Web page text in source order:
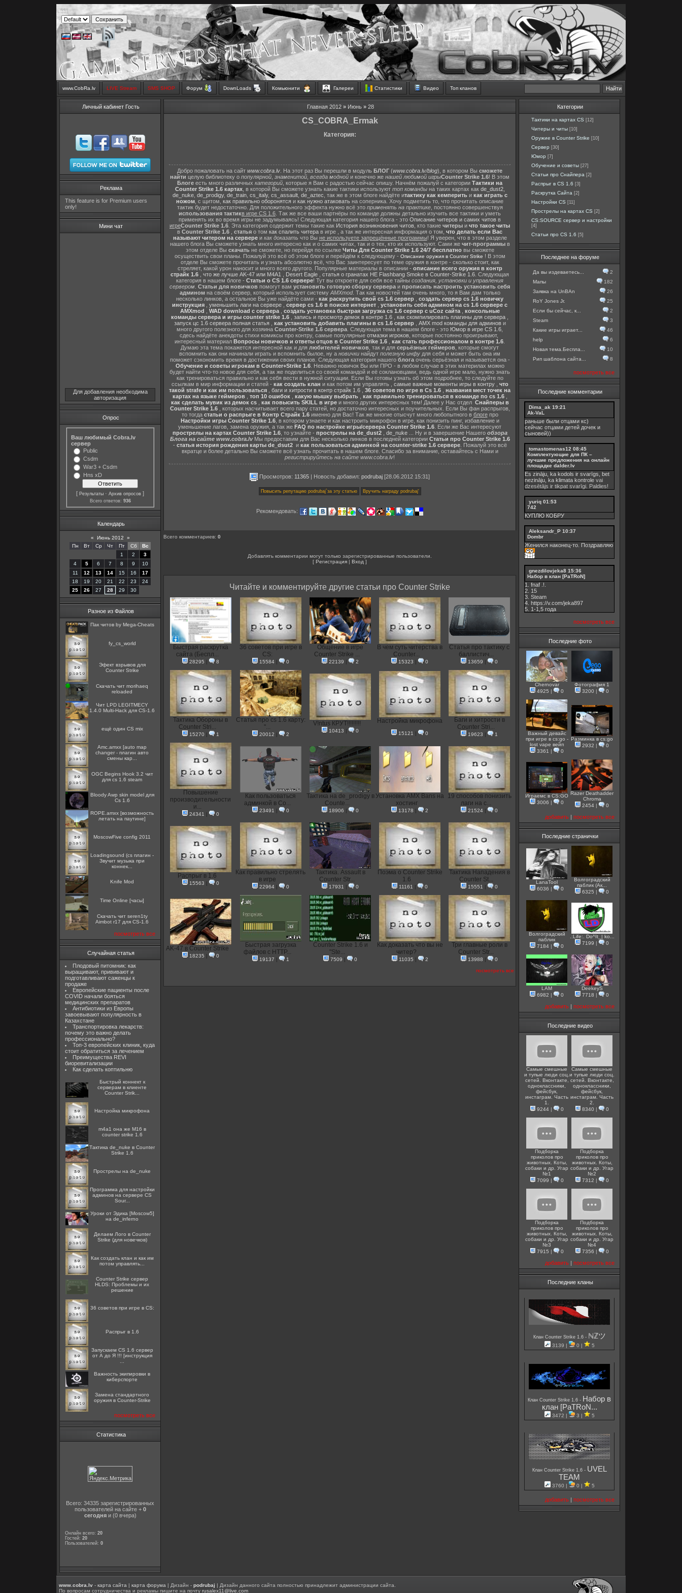
www.CobRa.lv LIVE Stream SMS SHOP Форум DownLoads Комьюнити Галереи Статистики Видео Топ кланов
Личный кабинет Гость
Реклама
This feature is for Premium users
only!
Мини чат
Для добавления необходима
авторизация
Опрос
Ваш любимый Cobra.lv
сервер
Public
Csdm
War3 + Csdm
Hns xD
[ Результаты · Архив опросов ]
Всего ответов: 936
Календарь
« Июнь 2012
»
Пн
Вт Ср Чт Пт Сб
Вс
1
2
3
4
5 6 7 8 9
10
11
12 13 14 15 16
17
18
19 20 21 22 23
24
25
26 27 28 29 30
Разное из Файлов
Пак читов by Mega-Cheats
fy_cs_world
Эфект взрывов для
Counter Strike
Скачать чит morihaeq
reloaded
Чит LPD LEGITMECY
1.4.0 Multi-Hack для CS-1.6
ещё один CS mix
Amc.amxx [auto map
changer - плагин авто
смены кар...
OGC Begins Hook 3.2 чит
для cs 1.6 steam
Bloody Awp skin model для
Cs 1.6
ROPE.amxx [возможность
летать на паутине]
MoscowFive config 2011
Loadingsound (cs плагин -
Звучит музыка при
коннек...
Knife Mod
Time Online [часы]
Скачать чит seren1ty
Aimbot r17 для CS-1.6
посмотреть все
Случайная статья
Плодовый питомник: как
выращивают, прививают и
подготавливают саженцы к
продаже
Европейские пациенты после
COVID начали бояться
медицинских препаратов
Антибиотики из Европы
завоевывают популярность в
Казахстане
Транспортировка лекарств:
почему это важно делать
профессионально?
Топ-3 европейских клиник, куда
стоит обратиться за лечением
Преимущества REVI
биоревитализации
Как сделать коптильню
Быстрый коннект к
серверам в клиенте
Counter Strik...
Настройка микрофона
m4a1 она же M16 в
counter strike 1.6
Тактика de_nuke в Counter
Strike 1.6
Прострелы на de_nuke
Программа для настройки
админов на сервере CS
Sour...
Уроки от Эдика [Moscow5]
на de_inferno
Делаем Лого в Counter
Strike (для новечков)
Как создать клан и как им
потом управлять...
Counter Strike сервер
HLDS: Проблемы и их
решение
36 советов при игре в CS:
Распрыг в 1.6
Запускаем CS 1.6 сервер
от А до Я !!! [инструкция
Важность экипировки в
киберспорте
Замена стандартного
оружия в Counter-Strike
посмотреть все
Статистика
Всего: 34335 зарегистрированных
пользователей на сайте + 0
сегодняи (0 вчера)
Онлайн всего: 20
Гостей: 20
Пользователей: 0
Главная 2012 » Июнь » 28
CS_COBRA_Ermak
Категория:
Добро пожаловать на сайт www.cobra.lv . На этот раз Вы перешли в модуль БЛОГ (www.cobra.lv/blog), в котором Вы сможете
найти целую библиотеку о популярной знаменитой всегда модной и конечно же нашей любимой игрыCounter Strike 1.6! В этом
Блоге есть много различных категорий , которые я Вам с радостью сейчас опишу. Начнём пожалуй с категории Тактики на
Counter Strike 1.6 картах, в которой Вы сможете узнать какие тактики используют топ командына таких картах как de_dust2,
de_nuke, de_prodigy, de_train, cs_italy, cs_assault, de_aztec , так же в этом блоге найдёте итактику как кемперитьи как играть с
ножом , с щитом, как правильно оборонятся и как нужно атаковать на соперника. Хочу подметить то, что прочитать описание
тактик будет недостаточно. Для положительного эффекта нужно всё это применять на практике, постоянно совершенствуя
использования тактикв игре CS 1.6 . Так же все ваши партнёры по команде должны детально изучить все тактики и уметь
применять их во время игры не задумываясь! Следующая категория нашего блога - это Описание читеров и самих читов в
игреCounter Strike 1.6 . Эта категория содержит темы такие как История возникновения читов , кто такие читеры и что такое читы
в Counter Strike 1.6 статья о том как спалить читера в игре , а так же интересная информация о том, что делать если Вас
называют читером на сервереи как доказать что Вы не используете запрещённые программы! Я уверен, что в этом разделе
нашего блога Вы сможете узнать много интересно как и о самих читах, так и о тех, кто их используют. Сами же чит-программыв
этом отделе Вы скачатьне сможете, но перейдя по ссылке Читы Для Counter Strike 1.6 24/7 бесплатновы сможете
осуществить свои планы. Пожалуй это всё об этом блоге и перейдём к следующему - Описание оружия в Counter Strike ! В этом
отделе Вы сможете прочитать и узнать абсолютно всё, что Вас заинтересует по теме оружия в контре - сколько стоит, как
стреляет, какой урон наносит и много всего другого. Популярные материалы в описании - описание всего оружия в контр
страйк 1.6
что же лучше AK-47 или M4A1 Desert Eagle статья о гранатах HE Flashbang Smoke в Counter-Strike 1.6 . Следующая
категория в нашем блоге - Статьи о CS 1.6 сервере! Тут вы откроете для себя все тайны создания, установки и управления
сервером Статьи для новичков помогут вам установить готовую сборку сервера и прописать настроить установить себя
админомна своём сервер, который использует систему AMXmod. Так как новостей там очень много, то я Вам дам только
несколько линков, а остальное Вы уже найдёте сами - как раскрутить свой cs 1.6 сервер
создать сервер cs 1.6 новичку
инструкция
уменьшить лаги на сервере сервер cs 1.6 в поиске интернет
установить себя админом на cs 1.6 сервере с
AMXmod
WAD download с сервера, создать установка быстрая загрузка cs 1.6 сервер с uCoz сайта, консольные
команды сервера и игры counter strike 1.6
запись и просмотр демок в контре 1.6 как скомпилировать плагины для сервера
запуск цс 1.6 сервера полная статья, как установить добавить плагины в cs 1.6 сервер, AMX mod команды для админови
много другого полезного для хозяина Counter-Strike 1.6 сервера . Следующая тема в нашем блоге - это Юмор в игре CS 1.6
сдесь найдёте анекдоты стихи комиксы про контру, самые популярные отмазки игроков , которые постоянно проигрывают,
интересный материал Вопросы новичков и ответы отцов в Counter Strike 1.6 как стать профессионалом в контре 1.6
Думаю эта тема покажется интересной как и для любителей новичков , так и для серьёзных геймеров , которые смогут
вспомнить как они начинали играть и вспомнить былое, ну а новички найдут полезную инфу для себя и может быть она им
поможет сэкономить время в достижении своих планов. Следующая категория нашего блогаочень серьёзная и называется она -
Обучение и советы игрокам в Counter+Strike 1.6. Неважно новичок Вы или ПРО - в любом случае в этих материлах можно
будет найти что-то новое для себя, а так же поделиться со своей командой и её соклановцами, ведь одной игре мало, нужно знать
как тренироваться правильно и как себя вести в нужной ситуации. Если Вы готовы узнать об этом подробнее, то следуйте по
ссылкам в мир информации и статей - как создать клан и как потом им управлять , самые важные моменты игры в контру, что
такой strafe и как им пользоваться
баги и хитрости в контр страйк 1.6 36 советов по игре в Cs 1.6
названия мест точек на
картах на языке геймеров, топ 10 ошибок, какую мышку выбрать, как правильно тренироваться в команде по cs 1.6,
как сделать мувик из демок cs, как повысить SKILL в игреи много других интересных тем! Далее у Нас отдел Снайперы в
Counter Strike 1.6, которых насчитывает всего пару статей, но достаточно интересных и поучительных. Если Вы фан распрыгов,
то тогда статьи о распрыге в Контр Страйк 1.6именно для Вас! Так же многие отысчут много любопытного в блогепро
Настройки игры Counter Strike 1.6, в котором узнаете и как настроить микрофон в игре, как понизить пинг, избавление и
уменьшение лагов, замена оружия, а так же FAQ по настройке игры/сервера Counter Strike 1.6 . Если же Вас интересуют
прострелы на картах Counter Strike 1.6, то узнайте - прострелы на de_dust2, de_nuke... Ну и в завершение Нашего обзора
Блога на сайте www.cobra.lvМы предоставим для Вас несколько линков в последней категории Статьи про Counter Strike 1.6
- статья история рождения карты de_dsut2и как пользоваться админкой на counter-strike 1.6 сервере. Пожалуй это всё
вкратце и более детально Вы сможете всё узнать прочитать в нашем блоге. Спасибо за внимание, оставайтесь с Нами и
регистрируйтесь на сайте www.cobra.lv!
Просмотров: 11365 | Новость добавил: podrubaj [28.06.2012 15:31]
Рекомендовать:
Всего комментариев: 0
Добавлять комментарии могут только зарегистрированные пользователи.
[ Регистрация | Вход ]
Читайте и комментируйте другие статьи про Counter Strike
Быстрая раскрутка
сайта (Беспл...
28295 | 8
36 советов при игре в
CS:
15584| 0
Общение в игре
Counter Strike ...
22139 | 2
В чем суть читерства в
Counter...
15323 | 0
Статья про тактику с
баллистич...
13659 | 0
Тактика Обороны в
Counter Stri...
15270 | 1
Статья про cs 1.6 карту:
"...
20012 | 2
V!ntus КРУТ!!!!!!!!!
10413 | 0
Настройка микрофона
15121 | 0
Баги и хитрости в
Counter Stri...
19623 | 1
Повышение
производительности
и...
24341 | 0
Как пользоваться
админкой в Co...
23491 | 0
Тактика на de_prodigy в
Counte...
18906 | 0
Установка AMX Bans на
хостинг
13178 | 2
19 способов понизить
лаги на с...
21524 | 0
Распрыг в 1.6
15563 | 0
Как правильно стрелять
в игре
22964| 0
Тактика. Assault в
Counter Str...
17931 | 0
Поэма о Counter Strike
1.6
11161 | 0
Тактика Нападения в
Counter St...
15551 | 0
AK-47 в Counter Strike
18235 | 0
Быстрая загрузка
файлов с HTTP...
19137 | 1
Counter Strike 1.6 и
"Ste...
7509 | 0
Как доказать что вы не
читер?
11035 | 2
Три главные роли в
Counter Str...
13988 |
0
посмотреть все
Категории
Тактики на картах CS [12]
Читеры и читы [10]
Оружие в Counter Strike [10]
Сервер [30]
Юмор [7]
Обучение и советы [27]
Статьи про Снайпера [2]
Распрыг в CS 1.6 [3]
Раскрутка Сайта [2]
Настройки CS [11]
Прострелы на картах CS [2]
CS:SOURCE сервер и настройки
[4]
Статьи про CS 1.6 [5]
Последнее на форуме
Да вы издеваетесь...
2
Мапы
182
Заявка на UnBAn
26
RoY Jones Jr.
25
Если бы сейчас, к...
2
Steam
3
Какие игры играет...
46
help
6
Новая тема.Беспла...
10
Рип шаблона сайта...
8
посмотреть все
Последние комментарии
Dima_ak 19:21
Ak-VaL
раньше были отцами кс)
сейчас отцами детей дочек и
сыновей))
tomastomenas12 08:45
Комплектующие для ПК –
лучшие предложения на онлайн
площадке dalder.lv
Es zināju, ka kodols ir svarīgs, bet
nezināju, ka klimata kontrole vai
dzesētājs ir tikpat svarīgi. Paldies!
yuriq 01:53
742
КУПЛЮ КОБРУ
Aleksandr_P 10:37
Dombr
Женился наконец-то. Поздравляю
gnezdilovjeka8 15:36
Набор в клан [PaTRoN]
1. fnaf .!.
2. 15
3. Steam
4. https://v.com/jeka897
5. 1-1,5 годa
посмотреть все
Последние фото
Chernovar
4925 | 0
Фотография 1
3200 | 0
Важный девайс
при игре в cs:go -
lost vape вейп
3361 | 0
Разминка в cs:go
2932 | 0
Играемс в CS:GO
3006 | 0
Razer Deathadder
Chroma
2454 | 0
добавить | посмотреть все
Последние странички
LanaTool
6036 | 0
Волгоградский
паблик (Ак...
6325 | 0
Волгоградский
паблик
7184 | 0
.:Life:. Do^It_| ko...
7199 | 0
LAM
6982 | 0
DeekeyS
7718 | 0
добавить | посмотреть все
Последние видео
Самые смешные
и тупые люди соц.
сетей. Вконтакте,
одноклассники,
фейсбук,
инстаграм. Часть
1.
9244| 0
Самые смешные
и тупые люди соц.
сетей. Вконтакте,
одноклассники,
фейсбук,
инстаграм. Часть
2.
8340 | 0
Подборка
приколов про
животных. Коты,
собаки и др. Угар
№1
7099 | 0
Подборка
приколов про
животных. Коты,
собаки и др. Угар
№2
7312 | 0
Подборка
приколов про
животных. Коты,
собаки и др. Угар
№3
7915 | 0
Подборка
приколов про
животных. Коты,
собаки и др. Угар
№4
7356 | 0
добавить | посмотреть все
Последние кланы
Клан Counter Strike 1.6 - ℕℤツ
3139 | 0 | 5
Клан Counter Strike 1.6 - Набор в
клан [PaTRoN...
3472 | 3 | 5
Клан Counter Strike 1.6 - UVEL
TEAM
3760 | 0 | 5
добавить | посмотреть все
www.cobra.lv - карта сайта | карта форума | Дизайн - podrubaj | Дизайн данного сайта полностью принадлежит администрации сайта.
По вопросам сотрудничества и рекламы пишите на почту rusalex11@live.com